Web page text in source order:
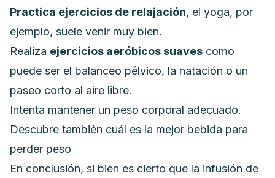
Practica ejercicios de relajación, el yoga, por
ejemplo, suele venir muy bien.
Realiza ejercicios aeróbicos suaves como
puede ser el balanceo pélvico, la natación o un
paseo corto al aire libre.
Intenta mantener un peso corporal adecuado.
Descubre también cuál es la mejor bebida para
perder peso
En conclusión, si bien es cierto que la infusión de